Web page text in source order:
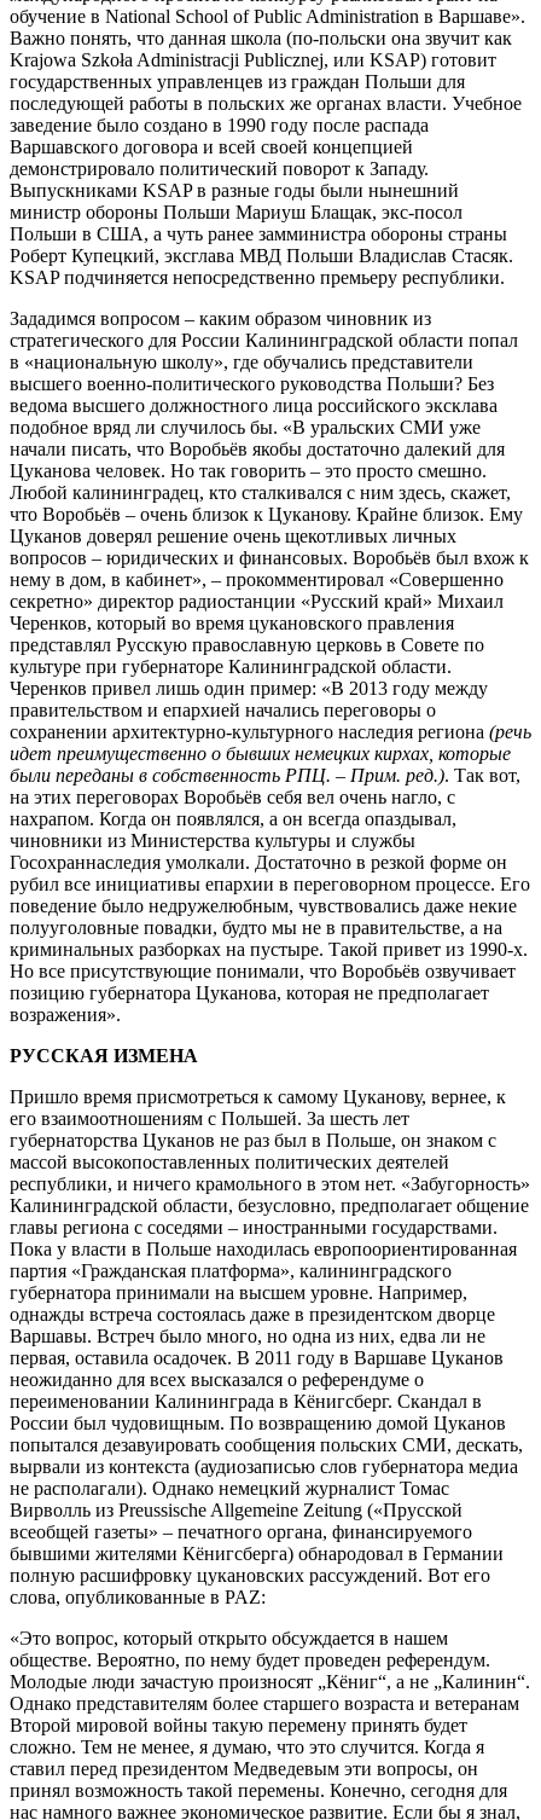
обучение в National School of Public Administration в Варшаве».
Важно понять, что данная школа (по-польски она звучит как
Krajowa Szkoła Administracji Publicznej, или KSAP) готовит
государственных управленцев из граждан Польши для
последующей работы в польских же органах власти. Учебное
заведение было создано в 1990 году после распада
Варшавского договора и всей своей концепцией
демонстрировало политический поворот к Западу.
Выпускниками KSAP в разные годы были нынешний
министр обороны Польши Мариуш Блащак, экс-посол
Польши в США, а чуть ранее замминистра обороны страны
Роберт Купецкий, эксглава МВД Польши Владислав Стасяк.
KSAP подчиняется непосредственно премьеру республики.
Зададимся вопросом – каким образом чиновник из
стратегического для России Калининградской области попал
в «национальную школу», где обучались представители
высшего военно-политического руководства Польши? Без
ведома высшего должностного лица российского эксклава
подобное вряд ли случилось бы. «В уральских СМИ уже
начали писать, что Воробьёв якобы достаточно далекий для
Цуканова человек. Но так говорить – это просто смешно.
Любой калининградец, кто сталкивался с ним здесь, скажет,
что Воробьёв – очень близок к Цуканову. Крайне близок. Ему
Цуканов доверял решение очень щекотливых личных
вопросов – юридических и финансовых. Воробьёв был вхож к
нему в дом, в кабинет», – прокомментировал «Совершенно
секретно» директор радиостанции «Русский край» Михаил
Черенков, который во время цукановского правления
представлял Русскую православную церковь в Совете по
культуре при губернаторе Калининградской области.
Черенков привел лишь один пример: «В 2013 году между
правительством и епархией начались переговоры о
сохранении архитектурно-культурного наследия региона (речь
идет преимущественно о бывших немецких кирхах, которые
были переданы в собственность РПЦ. – Прим. ред.). Так вот,
на этих переговорах Воробьёв себя вел очень нагло, с
нахрапом. Когда он появлялся, а он всегда опаздывал,
чиновники из Министерства культуры и службы
Госохраннаследия умолкали. Достаточно в резкой форме он
рубил все инициативы епархии в переговорном процессе. Его
поведение было недружелюбным, чувствовались даже некие
полууголовные повадки, будто мы не в правительстве, а на
криминальных разборках на пустыре. Такой привет из 1990-х.
Но все присутствующие понимали, что Воробьёв озвучивает
позицию губернатора Цуканова, которая не предполагает
возражения».
РУССКАЯ ИЗМЕНА
Пришло время присмотреться к самому Цуканову, вернее, к
его взаимоотношениям с Польшей. За шесть лет
губернаторства Цуканов не раз был в Польше, он знаком с
массой высокопоставленных политических деятелей
республики, и ничего крамольного в этом нет. «Забугорность»
Калининградской области, безусловно, предполагает общение
главы региона с соседями – иностранными государствами.
Пока у власти в Польше находилась европоориентированная
партия «Гражданская платформа», калининградского
губернатора принимали на высшем уровне. Например,
однажды встреча состоялась даже в президентском дворце
Варшавы. Встреч было много, но одна из них, едва ли не
первая, оставила осадочек. В 2011 году в Варшаве Цуканов
неожиданно для всех высказался о референдуме о
переименовании Калининграда в Кёнигсберг. Скандал в
России был чудовищным. По возвращению домой Цуканов
попытался дезавуировать сообщения польских СМИ, дескать,
вырвали из контекста (аудиозаписью слов губернатора медиа
не располагали). Однако немецкий журналист Томас
Вирволль из Preussische Allgemeine Zeitung («Прусской
всеобщей газеты» – печатного органа, финансируемого
бывшими жителями Кёнигсберга) обнародовал в Германии
полную расшифровку цукановских рассуждений. Вот его
слова, опубликованные в PAZ:
«Это вопрос, который открыто обсуждается в нашем
обществе. Вероятно, по нему будет проведен референдум.
Молодые люди зачастую произносят „Кёниг“, а не „Калинин“.
Однако представителям более старшего возраста и ветеранам
Второй мировой войны такую перемену принять будет
сложно. Тем не менее, я думаю, что это случится. Когда я
ставил перед президентом Медведевым эти вопросы, он
принял возможность такой перемены. Конечно, сегодня для
нас намного важнее экономическое развитие. Если бы я знал,